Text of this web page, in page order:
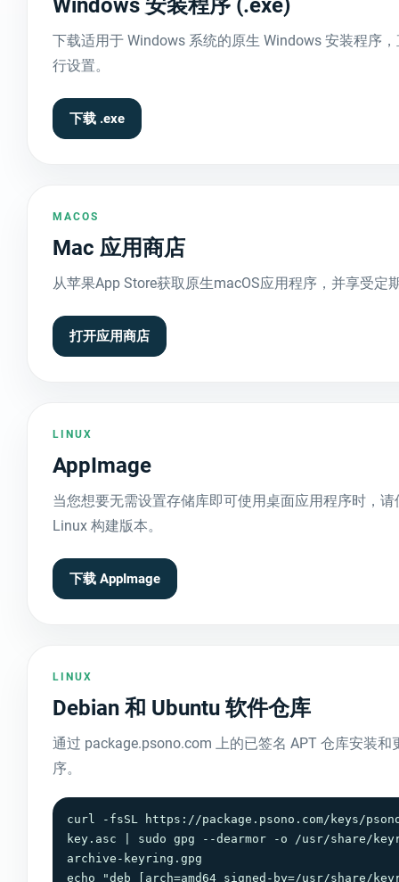
Windows 安装程序 (.exe)
下载适用于 Windows 系统的原生 Windows 安装程序
行设置。
下载 .exe
MACOS
Mac 应用商店
从苹果App Store获取原生macOS应用程序，并享受定
打开应用商店
LINUX
AppImage
当您想要无需设置存储库即可使用桌面应用程序时，
Linux 构建版本。
下载 AppImage
LINUX
Debian 和 Ubuntu 软件仓库
通过 package.psono.com 上的已签名 APT 仓库安装和
序。
curl -fsSL https://package.psono.com/keys/
key.asc | sudo gpg --dearmor -o /usr/share/
archive-keyring.gpg
echo "deb [arch=amd64 signed-by=/usr/share/